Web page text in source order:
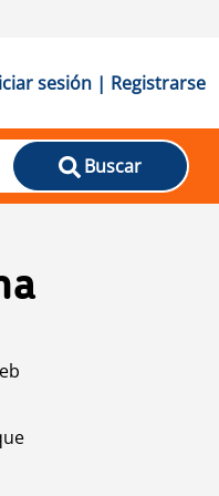
sesión | Registrarse
Buscar